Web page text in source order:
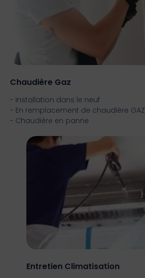
Chaudière Gaz
- Installation dans le neuf
- En remplacement de chaudière GAZ
- Chaudière en panne
Entretien Climatisation